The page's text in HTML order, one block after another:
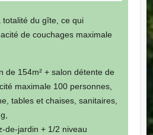
totalité du gîte, ce qui
de couchages maximale
de 154m² + salon détente de
maximale 100 personnes,
tables et chaises, sanitaires,
de-jardin + 1/2 niveau